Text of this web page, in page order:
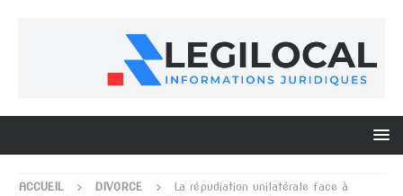
ACCUEIL DIVORCE
La répudiation unilatérale face à